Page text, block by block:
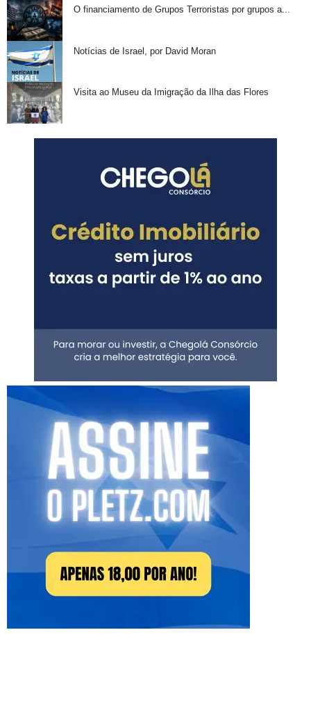
O financiamento de Grupos Terroristas por grupos a...
Notícias de Israel, por David Moran
Visita ao Museu da Imigração da Ilha das Flores